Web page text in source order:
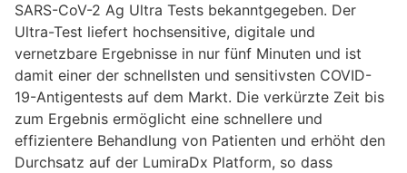
SARS-CoV-2 Ag Ultra Tests bekanntgegeben. Der
Ultra-Test liefert hochsensitive, digitale und
vernetzbare Ergebnisse in nur fünf Minuten und ist
damit einer der schnellsten und sensitivsten COVID-
19-Antigentests auf dem Markt. Die verkürzte Zeit bis
zum Ergebnis ermöglicht eine schnellere und
effizientere Behandlung von Patienten und erhöht den
Durchsatz auf der LumiraDx Platform, so dass